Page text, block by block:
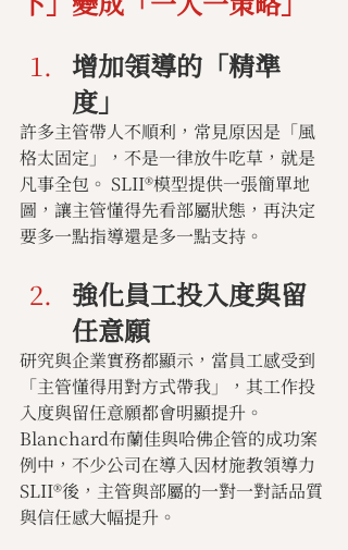
增加領導的「精準
度」
許多主管帶人不順利，常見原因是「風
格太固定」，不是一律放牛吃草，就是
凡事全包。 SLII®模型提供一張簡單地
圖，讓主管懂得先看部屬狀態，再決定
要多一點指導還是多一點支持。
強化員工投入度與留
任意願
研究與企業實務都顯示，當員工感受到
「主管懂得用對方式帶我」，其工作投
入度與留任意願都會明顯提升。
Blanchard布蘭佳與哈佛企管的成功案
例中，不少公司在導入因材施教領導力
SLII®後，主管與部屬的一對一對話品質
與信任感大幅提升。